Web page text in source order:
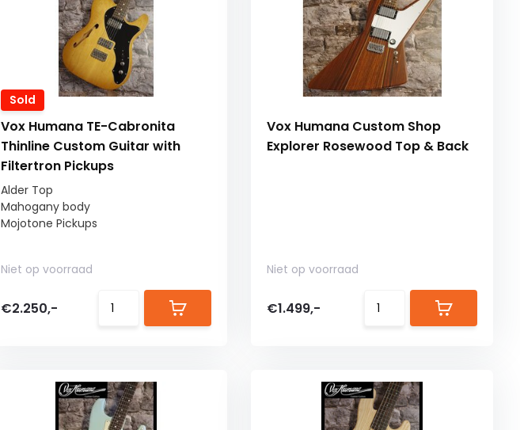
Sold
Vox Humana TE-Cabronita
Thinline Custom Guitar with
Filtertron Pickups
Alder Top
Mahogany body
Mojotone Pickups
Niet op voorraad
€2.250,-
Vox Humana Custom Shop
Explorer Rosewood Top & Back
Niet op voorraad
€1.499,-